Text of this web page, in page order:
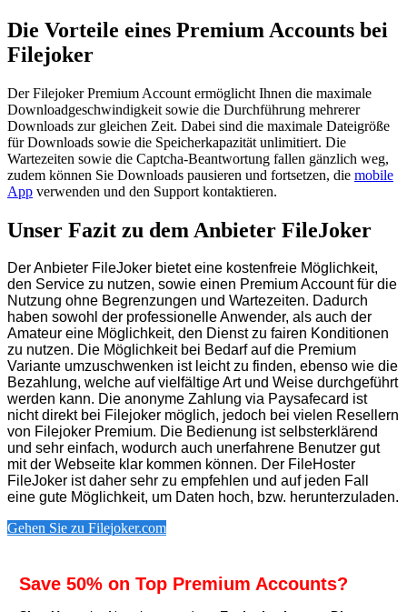
Die Vorteile eines Premium Accounts bei
Filejoker
Der Filejoker Premium Account ermöglicht Ihnen die maximale
Downloadgeschwindigkeit sowie die Durchführung mehrerer
Downloads zur gleichen Zeit. Dabei sind die maximale Dateigröße
für Downloads sowie die Speicherkapazität unlimitiert. Die
Wartezeiten sowie die Captcha-Beantwortung fallen gänzlich weg,
zudem können Sie Downloads pausieren und fortsetzen, die mobile
App verwenden und den Support kontaktieren.
Unser Fazit zu dem Anbieter FileJoker
Der Anbieter FileJoker bietet eine kostenfreie Möglichkeit,
den Service zu nutzen, sowie einen Premium Account für die
Nutzung ohne Begrenzungen und Wartezeiten. Dadurch
haben sowohl der professionelle Anwender, als auch der
Amateur eine Möglichkeit, den Dienst zu fairen Konditionen
zu nutzen. Die Möglichkeit bei Bedarf auf die Premium
Variante umzuschwenken ist leicht zu finden, ebenso wie die
Bezahlung, welche auf vielfältige Art und Weise durchgeführt
werden kann. Die anonyme Zahlung via Paysafecard ist
nicht direkt bei Filejoker möglich, jedoch bei vielen Resellern
von Filejoker Premium. Die Bedienung ist selbsterklärend
und sehr einfach, wodurch auch unerfahrene Benutzer gut
mit der Webseite klar kommen können. Der FileHoster
FileJoker ist daher sehr zu empfehlen und auf jeden Fall
eine gute Möglichkeit, um Daten hoch, bzw. herunterzuladen.
Gehen Sie zu Filejoker.com
Save 50% on Top Premium Accounts?